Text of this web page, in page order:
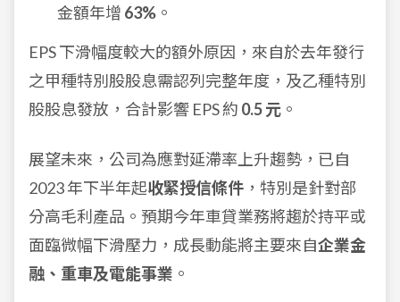
金額年增 63% 。
EPS 下滑幅度較大的額外原因，來自於去年發行
之甲種特別股股息需認列完整年度，及乙種特別
股股息發放，合計影響 EPS 約 0.5 元 。
展望未來，公司為應對延滯率上升趨勢，已自
2023 年下半年起收緊授信條件 ，特別是針對部
分高毛利產品。預期今年車貸業務將趨於持平或
面臨微幅下滑壓力，成長動能將主要來自企業金
融、重車及電能事業 。